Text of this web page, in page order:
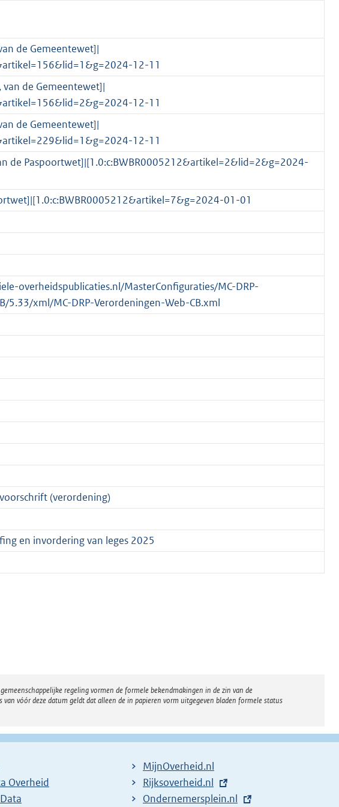
de Gemeentewet]|
12-11
de Gemeentewet]|
12-11
de Gemeentewet]|
12-11
de Paspoortwet]|[1.0:c:BWBR0005212&artikel=2&lid=2&g=2024-
01-01
overheidspublicaties.nl/MasterConfiguraties/MC-DRP-
5.33/xml/MC-DRP-Verordeningen-Web-CB.xml
(verordening)
en invordering van leges 2025
regeling vormen de formele bekendmakingen in de zin van de
vóór deze datum geldt dat alleen de in papieren vorm uitgegeven bladen formele status
Overheid
MijnOverheid.nl
E
x
Rijksoverheid.nl
E
Ondernemersplein.nl